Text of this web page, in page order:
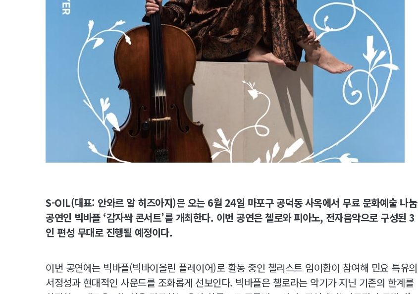
S-OIL(대표: 안와르 알 히즈아지)은 오는 6월 24일 마포구 공덕동 사옥에서 무료 문화예술 나눔
공연인 빅바플 ‘감자싹 콘서트’를 개최한다. 이번 공연은 첼로와 피아노, 전자음악으로 구성된 3
인 편성 무대로 진행될 예정이다.
이번 공연에는 빅바플(빅바이올린 플레이어)로 활동 중인 첼리스트 임이환이 참여해 민요 특유의
서정성과 현대적인 사운드를 조화롭게 선보인다. 빅바플은 첼로라는 악기가 지닌 기존의 한계를